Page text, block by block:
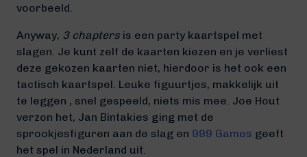
voorbeeld.
Anyway, 3 chapters is een party kaartspel met
slagen. Je kunt zelf de kaarten kiezen en je verliest
deze gekozen kaarten niet, hierdoor is het ook een
tactisch kaartspel. Leuke figuurtjes, makkelijk uit
te leggen , snel gespeeld, niets mis mee. Joe Hout
verzon het, Jan Bintakies ging met de
sprookjesfiguren aan de slag en 999 Games geeft
het spel in Nederland uit.